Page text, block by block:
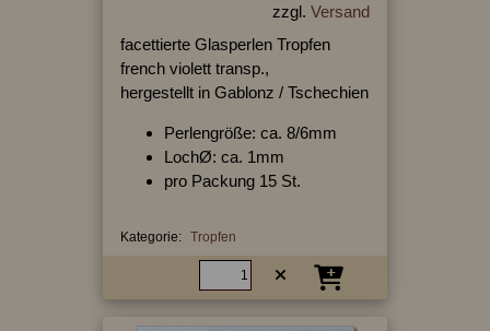
zzgl. Versand
facettierte Glasperlen Tropfen
french violett transp.,
hergestellt in Gablonz / Tschechien
Perlengröße: ca. 8/6mm
LochØ: ca. 1mm
pro Packung 15 St.
Kategorie: Tropfen